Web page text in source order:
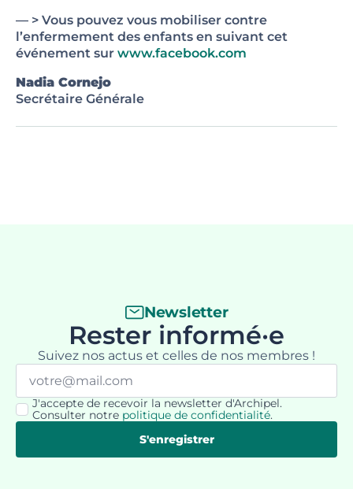
— > Vous pouvez vous mobiliser contre
l’enfermement des enfants en suivant cet
événement sur www.facebook.com
Nadia Cornejo
Secrétaire Générale
Newsletter
Rester informé·e
Suivez nos actus et celles de nos membres !
Email
RGPD
*
J'accepte de recevoir la newsletter d'Archipel.
Consulter notre politique de confidentialité.
S'enregistrer